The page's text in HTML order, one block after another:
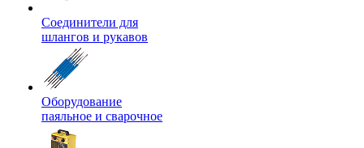
Соединители для
шлангов и рукавов
Оборудование
паяльное и сварочное